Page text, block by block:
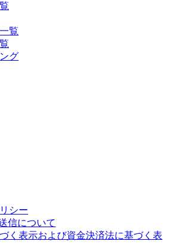
覧
グ
シー
信について
く表示および資金決済法に基づく表